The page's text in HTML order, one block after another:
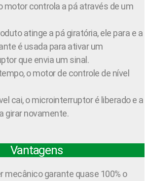
motor controla a pá através de um
atinge a pá giratória, ele para e a
é usada para ativar um
que envia um sinal.
o motor de controle de nível
cai, o microinterruptor é liberado e a
girar novamente.
Vantagens
mecânico garante quase 100% o